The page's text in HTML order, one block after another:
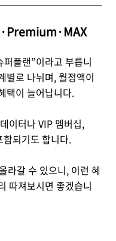
플랜”이라고 부릅니
별로 나뉘며, 월정액이
택이 늘어납니다.
이터나 VIP 멤버십,
되기도 합니다.
라갈 수 있으니, 이런 혜
따져보시면 좋겠습니